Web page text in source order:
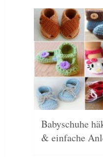
Babyschuhe
& einfache